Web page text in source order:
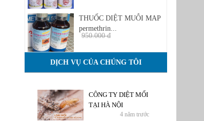
THUỐC DIỆT MUỖI MAP
permethrin...
950.000 đ
DỊCH VỤ CỦA CHÚNG TÔI
CÔNG TY DIỆT MỐI
TẠI HÀ NỘI
4 năm trước